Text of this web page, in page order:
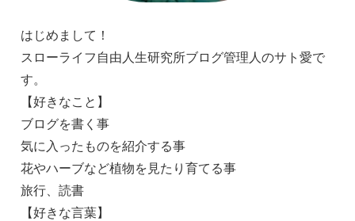
はじめまして！
スローライフ自由人生研究所ブログ管理人のサト愛で
す。
【好きなこと】
ブログを書く事
気に入ったものを紹介する事
花やハーブなど植物を見たり育てる事
旅行、読書
【好きな言葉】